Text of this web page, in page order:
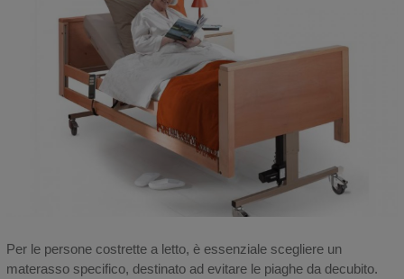
Per le persone costrette a letto, è essenziale scegliere un
materasso specifico, destinato ad evitare le piaghe da decubito.